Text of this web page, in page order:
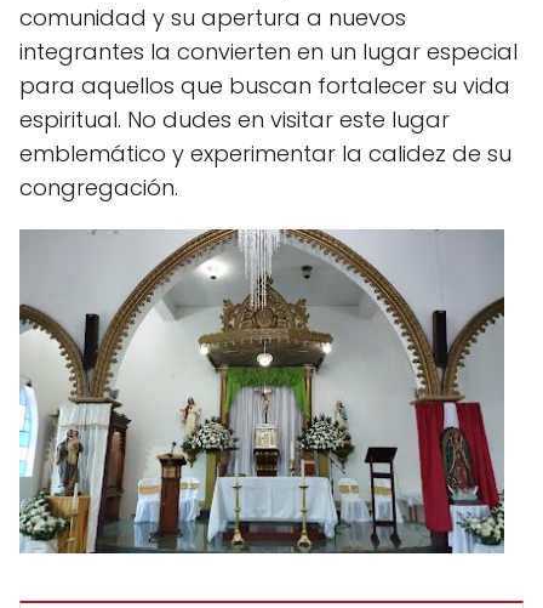
comunidad y su apertura a nuevos
integrantes la convierten en un lugar especial
para aquellos que buscan fortalecer su vida
espiritual. No dudes en visitar este lugar
emblemático y experimentar la calidez de su
congregación.